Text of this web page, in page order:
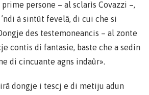
persone – al sclarìs Covazzi –,
à sintût fevelâ, di cui che si
des testemoneancis – al zonte
contis di fantasie, baste che a sedin
di cincuante agns indaûr».
dongje i tescj e di metiju adun